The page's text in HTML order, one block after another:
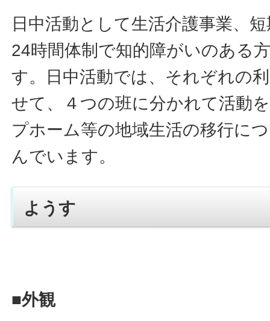
日中活動として生活介護事業、
24時間体制で知的障がいのある
す。日中活動では、それぞれの
せて、４つの班に分かれて活動
プホーム等の地域生活の移行に
んでいます。
ようす
■外観